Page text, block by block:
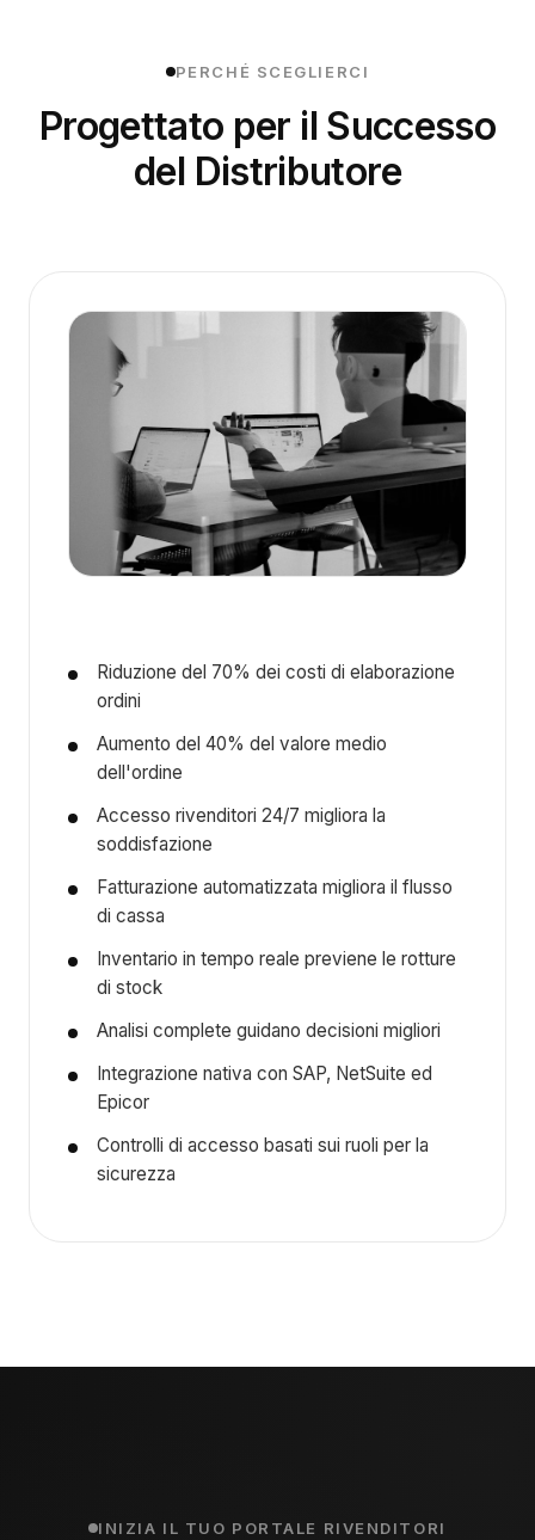
PERCHÉ SCEGLIERCI
Progettato per il Successo
del Distributore
Riduzione del 70% dei costi di elaborazione
ordini
Aumento del 40% del valore medio
dell'ordine
Accesso rivenditori 24/7 migliora la
soddisfazione
Fatturazione automatizzata migliora il flusso
di cassa
Inventario in tempo reale previene le rotture
di stock
Analisi complete guidano decisioni migliori
Integrazione nativa con SAP, NetSuite ed
Epicor
Controlli di accesso basati sui ruoli per la
sicurezza
INIZIA IL TUO PORTALE RIVENDITORI